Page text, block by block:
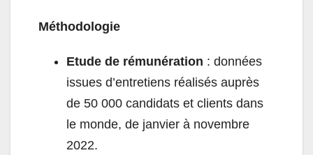
Méthodologie
Etude de rémunération : données
issues d’entretiens réalisés auprès
de 50 000 candidats et clients dans
le monde, de janvier à novembre
2022.